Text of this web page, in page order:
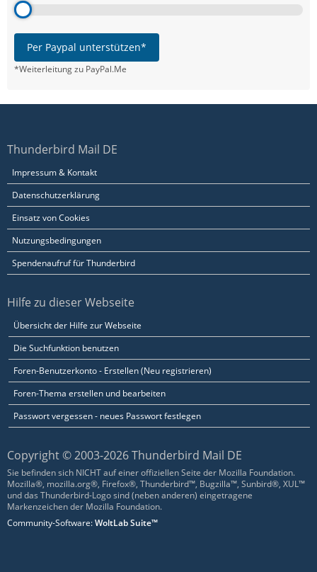
Per Paypal unterstützen*
*Weiterleitung zu PayPal.Me
Thunderbird Mail DE
Impressum & Kontakt
Datenschutzerklärung
Einsatz von Cookies
Nutzungsbedingungen
Spendenaufruf für Thunderbird
Hilfe zu dieser Webseite
Übersicht der Hilfe zur Webseite
Die Suchfunktion benutzen
Foren-Benutzerkonto - Erstellen (Neu registrieren)
Foren-Thema erstellen und bearbeiten
Passwort vergessen - neues Passwort festlegen
Copyright © 2003-2026 Thunderbird Mail DE
Sie befinden sich NICHT auf einer offiziellen Seite der Mozilla Foundation.
Mozilla®, mozilla.org®, Firefox®, Thunderbird™, Bugzilla™, Sunbird®, XUL™
und das Thunderbird-Logo sind (neben anderen) eingetragene
Markenzeichen der Mozilla Foundation.
Community-Software:WoltLab Suite™